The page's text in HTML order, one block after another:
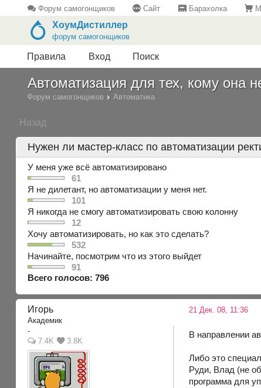
Форум самогонщиков Сайт Барахолка
ХоумДистиллер
форум самогонщиков
Правила Вход Поиск
Автоматизация для тех, кому она
Форум самогонщиков Автоматика
Назад
Нужен ли мастер-класс по автоматизации
У меня уже всё автоматизировано
61
Я не дилетант, но автоматизации у меня нет.
101
Я никогда не смогу автоматизировать свою колонну
12
Хочу автоматизировать, но как это сделать?
532
Начинайте, посмотрим что из этого выйдет
91
Всего голосов: 796
Игорь
Академик
-
7.4K
3.8K
21 Дек. 08, 11:36
В направлении
Либо это
Руди, Влад (не
программа для